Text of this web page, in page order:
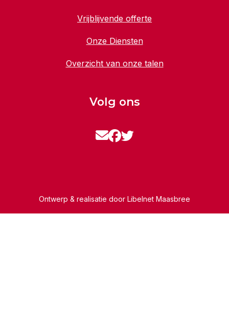
Vrijblijvende offerte
Onze Diensten
Overzicht van onze talen
Volg ons
Ontwerp & realisatie door Libelnet Maasbree